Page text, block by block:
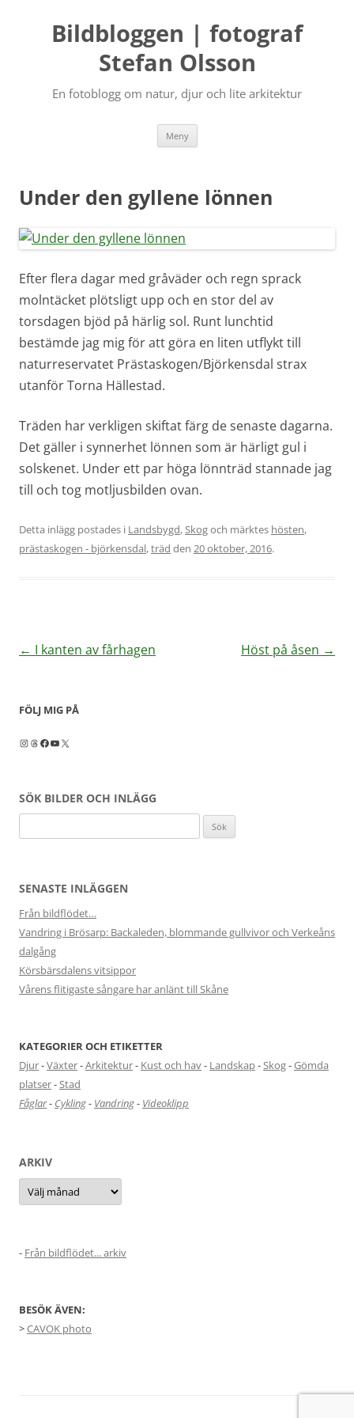
Bildbloggen | fotograf
Stefan Olsson
En fotoblogg om natur, djur och lite arkitektur
Meny Hoppa
till
Under den gyllene lönnen
Efter flera dagar med gråväder och regn sprack
molntäcket plötsligt upp och en stor del av
torsdagen bjöd på härlig sol. Runt lunchtid
bestämde jag mig för att göra en liten utflykt till
naturreservatet Prästaskogen/Björkensdal strax
utanför Torna Hällestad.
Träden har verkligen skiftat färg de senaste dagarna.
Det gäller i synnerhet lönnen som är härligt gul i
solskenet. Under ett par höga lönnträd stannade jag
till och tog motljusbilden ovan.
Detta inlägg postades i Landsbygd,Skogoch märktes hösten,
prästaskogen - björkensdal,träd den 20 oktober, 2016.
Inläggsnavigering
← I kanten av fårhagen Höst på åsen →
FÖLJ MIG PÅ
Instagram
Threads
Facebook
YouTube
X
SÖK BILDER OCH INLÄGG
efter:
SENASTE INLÄGGEN
Från bildflödet…
Vandring i Brösarp: Backaleden, blommande gullvivor och Verkeåns
dalgång
Körsbärsdalens vitsippor
Vårens flitigaste sångare har anlänt till Skåne
KATEGORIER OCH ETIKETTER
Djur-Växter-Arkitektur- Kust och hav- Landskap-Skog-Gömda
platser-Stad
Fåglar- Cykling- Vandring- Videoklipp
ARKIV
Arkiv
- Från bildflödet... arkiv
BESÖK ÄVEN:
>CAVOK photo